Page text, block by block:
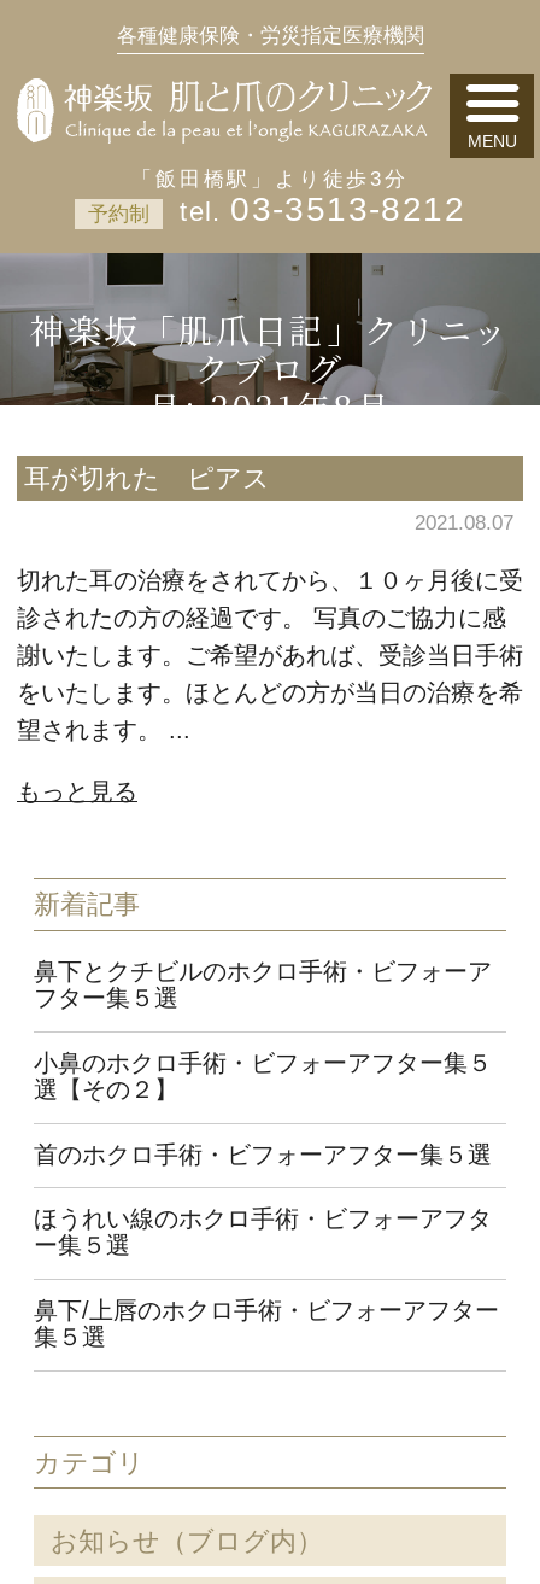
各種健康保険・労災指定医療機関
「飯田橋駅」より徒歩3分
予約制
03-3513-8212
神楽坂「肌爪日記」クリニッ
クブログ
月:2021年8月
耳が切れた ピアス
2021.08.07
切れた耳の治療をされてから、１０ヶ月後に受
診されたの方の経過です。 写真のご協力に感
謝いたします。ご希望があれば、受診当日手術
をいたします。ほとんどの方が当日の治療を希
望されます。 ...
もっと見る
新着記事
鼻下とクチビルのホクロ手術・ビフォーア
フター集５選
小鼻のホクロ手術・ビフォーアフター集５
選【その２】
首のホクロ手術・ビフォーアフター集５選
ほうれい線のホクロ手術・ビフォーアフタ
ー集５選
鼻下/上唇のホクロ手術・ビフォーアフター
集５選
カテゴリ
お知らせ（ブログ内）